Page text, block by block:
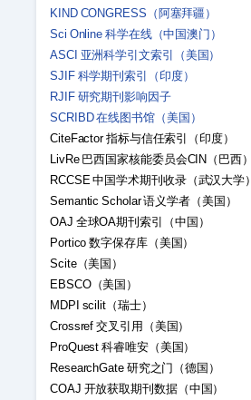
KIND CONGRESS（阿塞拜疆）
Sci Online 科学在线（中国澳门）
ASCI 亚洲科学引文索引（美国）
SJIF 科学期刊索引（印度）
RJIF 研究期刊影响因子
SCRIBD 在线图书馆（美国）
CiteFactor 指标与信任索引（印度）
LivRe 巴西国家核能委员会CIN（巴西）
RCCSE 中国学术期刊收录（武汉大学）
Semantic Scholar 语义学者（美国）
OAJ 全球OA期刊索引（中国）
Portico 数字保存库（美国）
Scite（美国）
EBSCO（美国）
MDPI scilit（瑞士）
Crossref 交叉引用（美国）
ProQuest 科睿唯安（美国）
ResearchGate 研究之门（德国）
COAJ 开放获取期刊数据（中国）